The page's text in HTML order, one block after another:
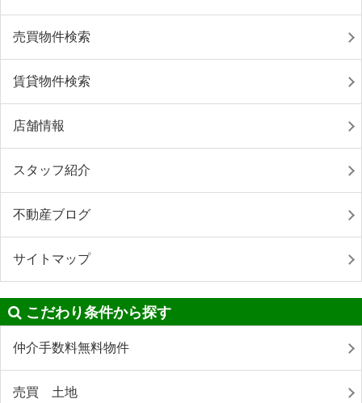
売買物件検索
賃貸物件検索
店舗情報
スタッフ紹介
不動産ブログ
サイトマップ
こだわり条件から探す
仲介手数料無料物件
売買 土地